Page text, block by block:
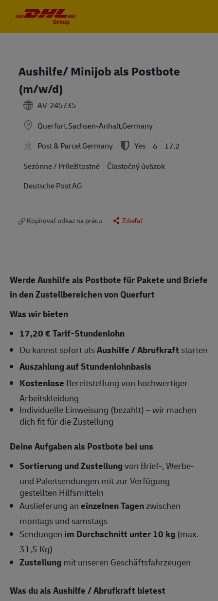
Aushilfe/ Minijob als Postbote
(m/w/d)
AV-245735
Querfurt,Sachsen-Anhalt,Germany
Post & Parcel Germany
Yes 6
17.2
Sezónne / Príležitostné
Čiastočný úväzok
Deutsche Post AG
Kopírovať odkaz na prácu Zdieľať
Werde Aushilfe als Postbote für Pakete und Briefe
in den Zustellbereichen von Querfurt
Was wir bieten
17,20 € Tarif-Stundenlohn
Du kannst sofort alsAushilfe / Abrufkraft starten
Auszahlung auf Stundenlohnbasis
Kostenlose Bereitstellung von hochwertiger
Arbeitskleidung
Individuelle Einweisung (bezahlt) – wir machen
dich fit für die Zustellung
Deine Aufgaben als Postbote bei uns
Sortierung und Zustellungvon Brief-, Werbe-
und Paketsendungen mit zur Verfügung
gestellten Hilfsmitteln
Auslieferung aneinzelnen Tagenzwischen
montags und samstags
Sendungen im Durchschnitt unter 10 kg (max.
31,5 Kg)
Zustellungmit unseren Geschäftsfahrzeugen
Was du als Aushilfe / Abrufkraft bietest